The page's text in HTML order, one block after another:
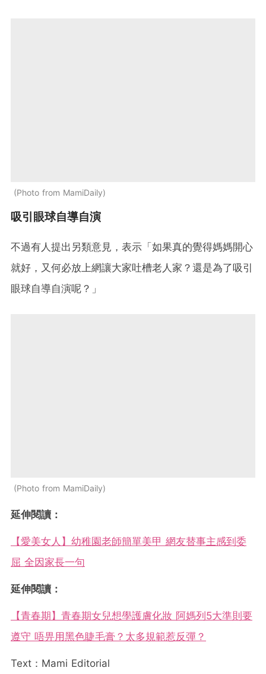
Photo from MamiDaily
吸引眼球自導自演
不過有人提出另類意見，表示「如果真的覺得媽媽開心
就好，又何必放上網讓大家吐槽老人家？還是為了吸引
眼球自導自演呢？」
Photo from MamiDaily
延伸閱讀：
【愛美女人】幼稚園老師簡單美甲 網友替事主感到委
屈 全因家長一句
延伸閱讀：
【青春期】青春期女兒想學護膚化妝 阿媽列5大準則要
遵守 唔畀用黑色睫毛膏？太多規範惹反彈？
Text：Mami Editorial